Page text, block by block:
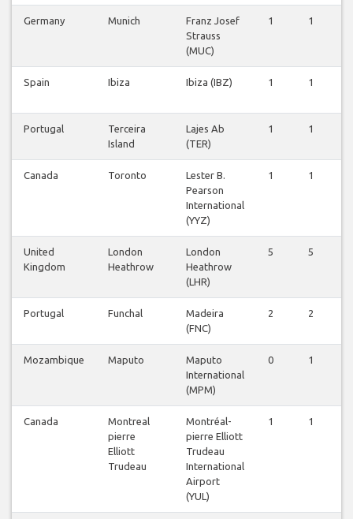
Germany Munich
Franz Josef
Strauss
(MUC)
1 1
Spain Ibiza Ibiza (IBZ) 1 1
Portugal
Terceira
Island
Lajes Ab
(TER)
1 1
Canada Toronto
Lester B.
Pearson
International
(YYZ)
1 1
United
Kingdom
London
Heathrow
London
Heathrow
(LHR)
5 5
Portugal Funchal
Madeira
(FNC)
2 2
Mozambique Maputo
Maputo
International
(MPM)
0 1
Canada
Montreal
pierre
Elliott
Trudeau
Montréal-
pierre Elliott
Trudeau
International
Airport
(YUL)
1 1